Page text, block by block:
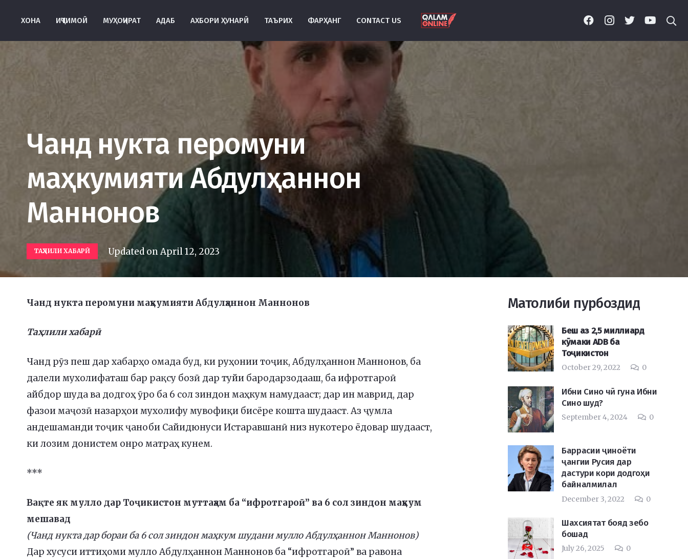
ХОНА ИҶТИМОӢ МУҲОҶИРАТ АДАБ АХБОРИ ҲУНАРӢ ТАЪРИХ ФАРҲАНГ CONTACT US
Чанд нукта перомуни
маҳкумияти Абдулҳаннон
Маннонов
ТАҲЛИЛИ ХАБАРӢ Updated onApril 12, 2023
Чанд нукта перомуни маҳкумияти Абдулҳаннон Маннонов
Таҳлили хабарӣ
Чанд рӯз пеш дар хабарҳо омада буд, ки руҳонии тоҷик, Абдулҳаннон Маннонов, ба
далели мухолифаташ бар рақсу бозӣ дар туйи бародарзодааш, ба ифротгароӣ
айбдор шуда ва додгоҳ ӯро ба 6 сол зиндон маҳкум намудааст; дар ин маврид, дар
фазои маҷозӣ назарҳои мухолифу мувофиқи бисёре кошта шудааст. Аз ҷумла
андешаманди тоҷик ҷаноби Сайидюнуси Истаравшанӣ низ нукотеро ёдовар шудааст,
ки лозим донистем онро матраҳ кунем.
***
Вақте як мулло дар Тоҷикистон муттаҳам ба “ифротгароӣ” ва 6 сол зиндон маҳкум
мешавад
(Чанд нукта дар бораи ба 6 сол зиндон маҳкум шудани мулло Абдулҳаннон Маннонов)
Дар хусуси иттиҳоми мулло Абдулҳаннон Маннонов ба “ифротгароӣ” ва равона
Матолиби пурбоздид
Беш аз 2,5 миллиард
кӯмаки ADB ба
Тоҷикистон
October 29, 2022 0
Ибни Сино чӣ гуна Ибни
Сино шуд?
September 4, 2024 0
Баррасии ҷиноёти
ҷангии Русия дар
дастури кори додгоҳи
байналмилал
December 3, 2022 0
Шахсиятат бояд зебо
бошад
July 26, 2025 0